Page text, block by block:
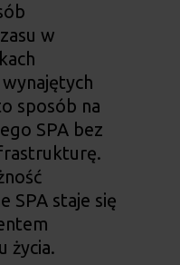
w
sposób na
SPA bez
SPA staje się
życia.